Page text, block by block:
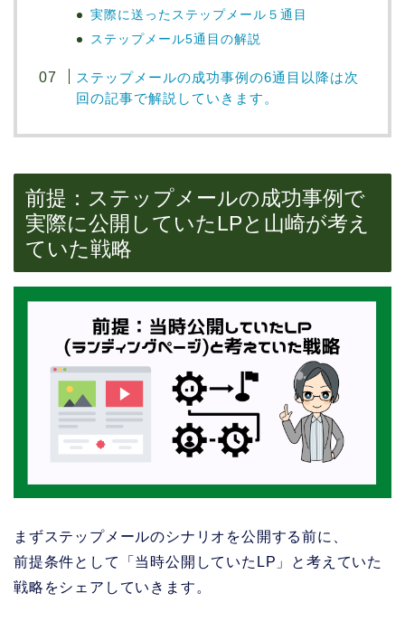
実際に送ったステップメール５通目
ステップメール5通目の解説
ステップメールの成功事例の6通目以降は次
回の記事で解説していきます。
前提：ステップメールの成功事例で
実際に公開していたLPと山崎が考え
ていた戦略
まずステップメールのシナリオを公開する前に、
前提条件として「当時公開していたLP」と考えていた
戦略をシェアしていきます。